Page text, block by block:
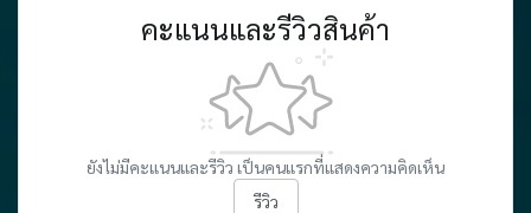
คะแนนและรีวิวสินค้า
ยังไม่มีคะแนนและรีวิว เป็นคนแรกที่แสดงความคิดเห็น
รีวิว